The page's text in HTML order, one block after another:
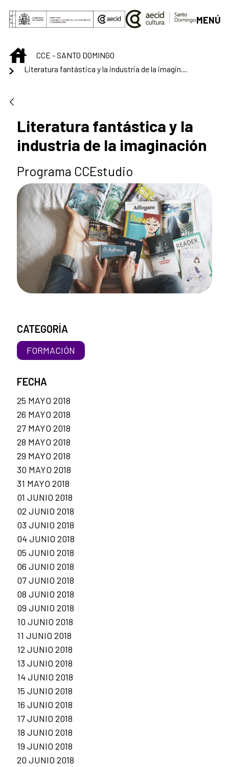
Saltar al contenido principal
MENÚ
INICIOCCE - SANTO DOMINGO
Literatura fantástica y la industria de la imaginación
Literatura fantástica y la
industria de la imaginación
Programa CCEstudio
CATEGORÍA
FORMACIÓN
FECHA
25 MAYO 2018
26 MAYO 2018
27 MAYO 2018
28 MAYO 2018
29 MAYO 2018
30 MAYO 2018
31 MAYO 2018
01 JUNIO 2018
02 JUNIO 2018
03 JUNIO 2018
04 JUNIO 2018
05 JUNIO 2018
06 JUNIO 2018
07 JUNIO 2018
08 JUNIO 2018
09 JUNIO 2018
10 JUNIO 2018
11 JUNIO 2018
12 JUNIO 2018
13 JUNIO 2018
14 JUNIO 2018
15 JUNIO 2018
16 JUNIO 2018
17 JUNIO 2018
18 JUNIO 2018
19 JUNIO 2018
20 JUNIO 2018